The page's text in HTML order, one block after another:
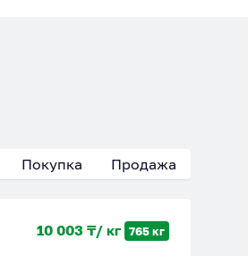
Покупка Продажа
10 003 ₸/ кг 765 кг